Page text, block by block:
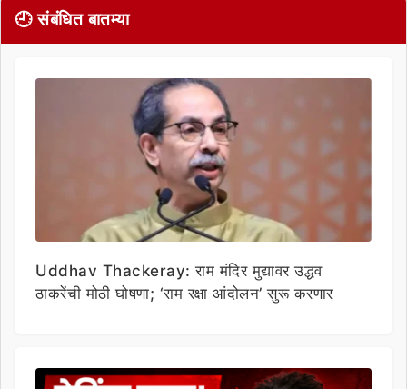
🕘 संबंधित बातम्या
Uddhav Thackeray: राम मंदिर मुद्यावर उद्धव
ठाकरेंची मोठी घोषणा; ‘राम रक्षा आंदोलन’ सुरू करणार